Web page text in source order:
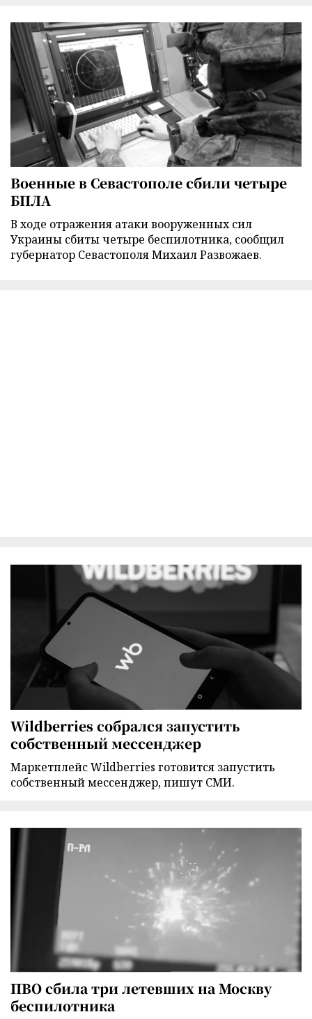
Военные в Севастополе сбили четыре
БПЛА
В ходе отражения атаки вооруженных сил
Украины сбиты четыре беспилотника, сообщил
губернатор Севастополя Михаил Развожаев.
Wildberries собрался запустить
собственный мессенджер
Маркетплейс Wildberries готовится запустить
собственный мессенджер, пишут СМИ.
ПВО сбила три летевших на Москву
беспилотника